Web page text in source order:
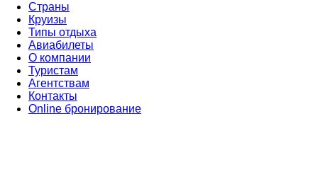
Страны
Круизы
Типы отдыха
Авиабилеты
О компании
Туристам
Агентствам
Контакты
Online бронирование